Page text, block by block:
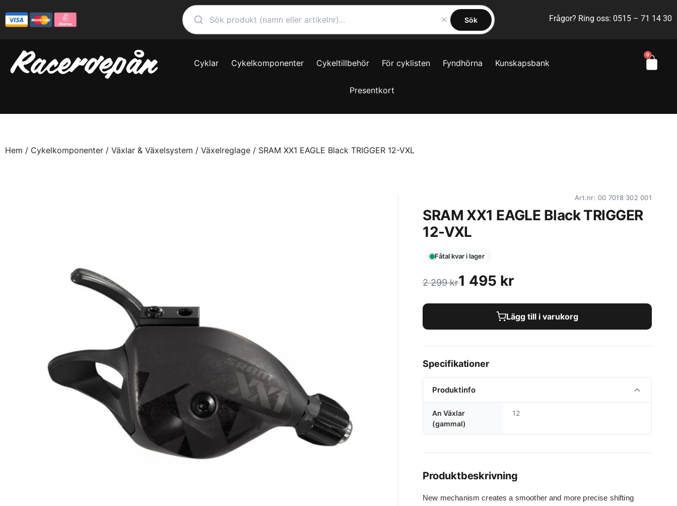
Sök Frågor? Ring oss: 0515 – 71 14 30
Cyklar Cykelkomponenter Cykeltillbehör För cyklisten Fyndhörna Kunskapsbank
Presentkort
0
Hem / Cykelkomponenter / Växlar & Växelsystem / Växelreglage / SRAM XX1 EAGLE Black TRIGGER 12-VXL
Art.nr: 00 7018 302 001
SRAM XX1 EAGLE Black TRIGGER
12-VXL
Fåtal kvar i lager
2 299kr1 495 kr
Lägg till i varukorg
Specifikationer
Produktinfo
An Växlar
(gammal)
12
Produktbeskrivning
New mechanism creates a smoother and more precise shifting